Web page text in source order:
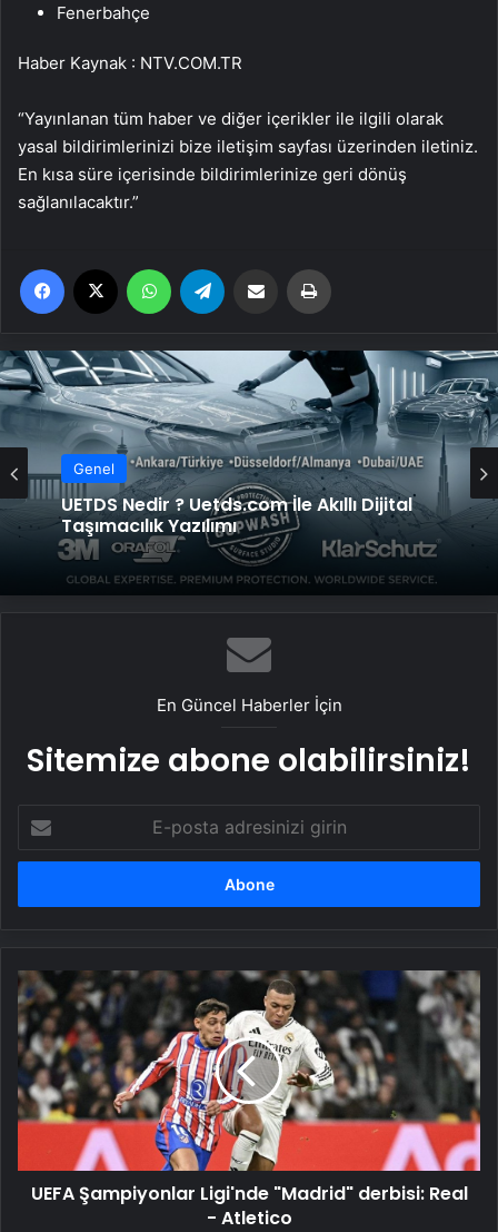
Fenerbahçe
Haber Kaynak : NTV.COM.TR
“Yayınlanan tüm haber ve diğer içerikler ile ilgili olarak
yasal bildirimlerinizi bize iletişim sayfası üzerinden iletiniz.
En kısa süre içerisinde bildirimlerinize geri dönüş
sağlanılacaktır.”
Facebook WhatsApp Email'den paylaş
Genel
UETDS Nedir ? Uetds.com İle Akıllı Dijital
Taşımacılık Yazılımı
Genel
En Güncel Haberler İçin
Sitemize abone olabilirsiniz!
posta
adresinizi
UEFA
Şampiyonlar
Ligi'nde
"Madrid"
derbisi:
Real
-
UEFA Şampiyonlar Ligi'nde "Madrid" derbisi: Real
- Atletico